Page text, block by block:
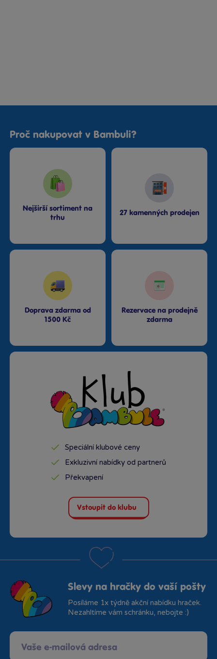
Proč nakupovat v Bambuli?
Nejširší sortiment na
trhu
27 kamenných prodejen
Doprava zdarma od
1500 Kč
Rezervace na prodejně
zdarma
Speciální klubové ceny
Exkluzivní nabídky od partnerů
Překvapení
Vstoupit do klubu
Slevy na hračky do vaší pošty
Posíláme 1x týdně akční nabídku hraček.
Nezahltíme vám schránku, nebojte :)